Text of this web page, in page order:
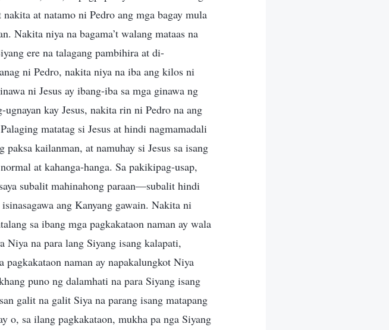
at natamo ni Pedro ang mga bagay mula
Nakita niya na bagama’t walang mataas na
ere na talagang pambihira at di-
ni Pedro, nakita niya na iba ang kilos ni
ni Jesus ay ibang-iba sa mga ginawa ng
kay Jesus, nakita rin ni Pedro na ang
matatag si Jesus at hindi nagmamadali
kailanman, at namuhay si Jesus sa isang
at kahanga-hanga. Sa pakikipag-usap,
subalit mahinahong paraan—subalit hindi
ang Kanyang gawain. Nakita ni
sa ibang mga pagkakataon naman ay wala
Niya na para lang Siyang isang kalapati,
naman ay napakalungkot Niya
puno ng dalamhati na para Siyang isang
galit na galit Siya na parang isang matapang
o, sa ilang pagkakataon, mukha pa nga Siyang